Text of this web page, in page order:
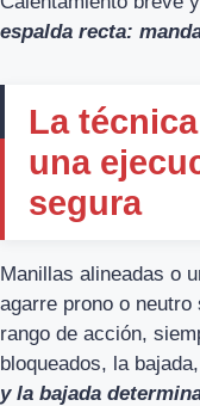
espalda recta:
La
una
segura
Manillas alineadas o
agarre prono o
rango de acción,
bloqueados, la
y la bajada